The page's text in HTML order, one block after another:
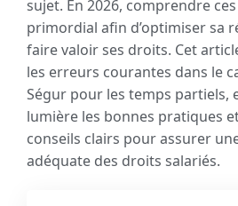
sujet. En 2026, comprendre
primordial afin d’optimiser sa
faire valoir ses droits. Cet
les erreurs courantes dans le
Ségur pour les temps partiels,
lumière les bonnes pratiques
conseils clairs pour assurer
adéquate des droits salariés.